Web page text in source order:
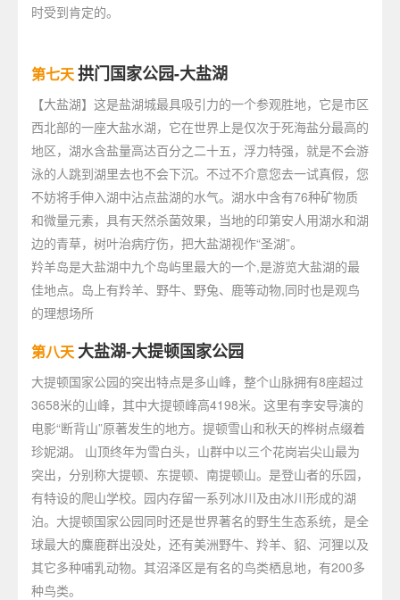
时受到肯定的。
第七天拱门国家公园-大盐湖
【大盐湖】这是盐湖城最具吸引力的一个参观胜地，它是市区
西北部的一座大盐水湖，它在世界上是仅次于死海盐分最高的
地区，湖水含盐量高达百分之二十五，浮力特强，就是不会游
泳的人跳到湖里去也不会下沉。不过不介意您去一试真假，您
不妨将手伸入湖中沾点盐湖的水气。湖水中含有76种矿物质
和微量元素，具有天然杀菌效果，当地的印第安人用湖水和湖
边的青草，树叶治病疗伤，把大盐湖视作“圣湖”。
羚羊岛是大盐湖中九个岛屿里最大的一个,是游览大盐湖的最
佳地点。岛上有羚羊、野牛、野兔、鹿等动物,同时也是观鸟
的理想场所
第八天 大盐湖-大提顿国家公园
大提顿国家公园的突出特点是多山峰，整个山脉拥有8座超过
3658米的山峰，其中大提顿峰高4198米。这里有李安导演的
电影“断背山”原著发生的地方。提顿雪山和秋天的桦树点缀着
珍妮湖。 山顶终年为雪白头，山群中以三个花岗岩尖山最为
突出，分别称大提顿、东提顿、南提顿山。是登山者的乐园，
有特设的爬山学校。园内存留一系列冰川及由冰川形成的湖
泊。大提顿国家公园同时还是世界著名的野生生态系统，是全
球最大的麋鹿群出没处，还有美洲野牛、羚羊、貂、河狸以及
其它多种哺乳动物。其沼泽区是有名的鸟类栖息地，有200多
种鸟类。